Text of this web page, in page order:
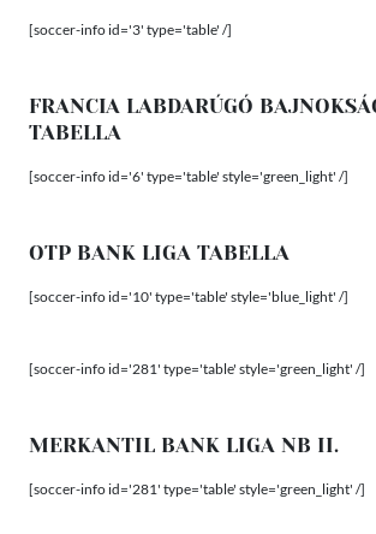
[soccer-info id='3' type='table' /]
FRANCIA LABDARÚGÓ
TABELLA
[soccer-info id='6' type='table' style='green_light' /]
OTP BANK LIGA TABELLA
[soccer-info id='10' type='table' style='blue_light' /]
[soccer-info id='281' type='table' style='green_light' /]
MERKANTIL BANK LIGA NB II.
[soccer-info id='281' type='table' style='green_light' /]